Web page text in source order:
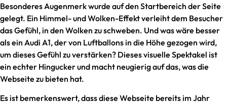
Besonderes Augenmerk wurde auf den Startbereich der Seite
gelegt. Ein Himmel- und Wolken-Effekt verleiht dem Besucher
das Gefühl, in den Wolken zu schweben. Und was wäre besser
als ein Audi A1, der von Luftballons in die Höhe gezogen wird,
um dieses Gefühl zu verstärken? Dieses visuelle Spektakel ist
ein echter Hingucker und macht neugierig auf das, was die
Webseite zu bieten hat.
Es ist bemerkenswert, dass diese Webseite bereits im Jahr